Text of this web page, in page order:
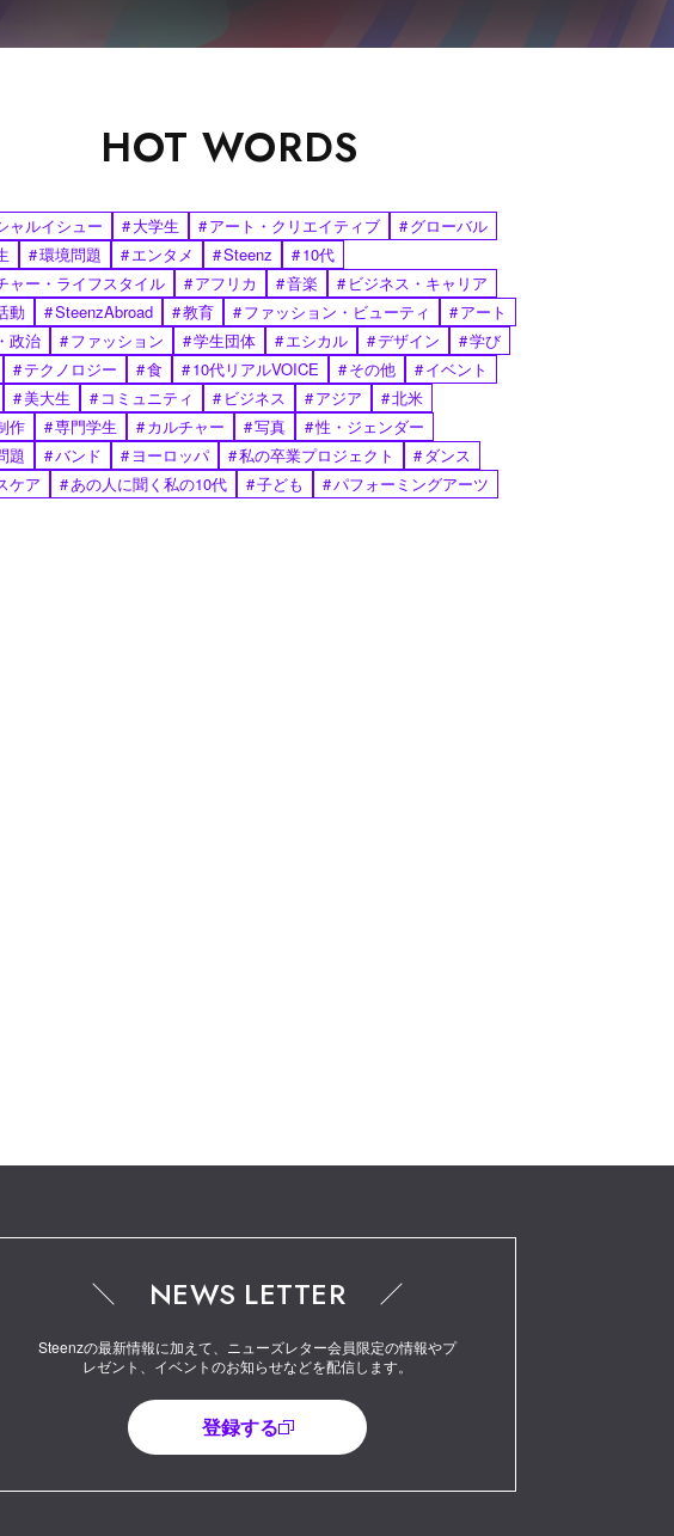
HOT WORDS
ャルイシュー #大学生 #アート・クリエイティブ #グローバル
#環境問題 #エンタメ #Steenz #10代
ャー・ライフスタイル #アフリカ #音楽 # ビジネス・キャリア
動 #SteenzAbroad #教育 #ファッション・ビューティ #アート
政治 #ファッション #学生団体 #エシカル #デザイン #学び
#テクノロジー #食 #10代リアルVOICE #その他 #イベント
#美大生 # コミュニティ # ビジネス #アジア #北米
作 #専門学生 #カルチャー #写真 #性・ジェンダー
題 #バンド # ヨーロッパ #私の卒業プロジェクト #ダンス
ケア #あの人に聞く私の10代 #子ども #パフォーミングアーツ
NEWS LETTER
Steenzの最新情報に加えて、ニューズレター会員限定の情報やプ
レゼント、イベントのお知らせなどを配信します。
登録する